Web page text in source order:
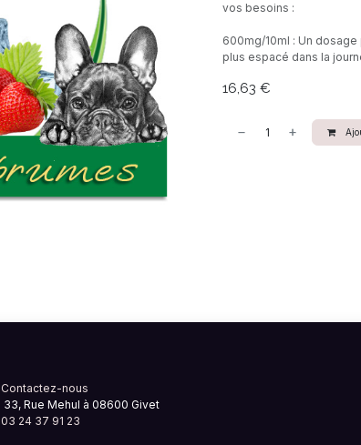
vos besoins :
600mg/10ml : Un
plus espacé dans la
16,63 €
Contactez-nous
33, Rue Mehul à 08600 Givet
03 24 37 91 23